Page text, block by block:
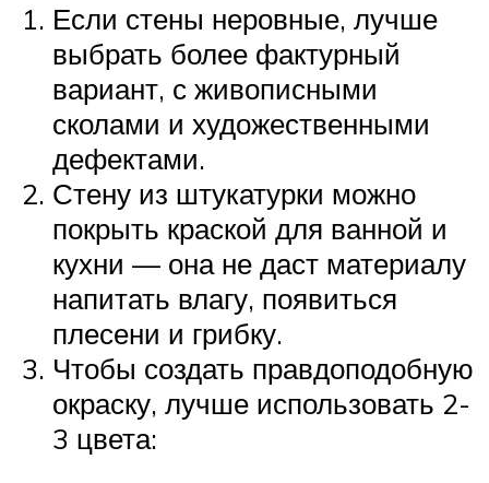
Если стены неровные, лучше
выбрать более фактурный
вариант, с живописными
сколами и художественными
дефектами.
Стену из штукатурки можно
покрыть краской для ванной и
кухни — она не даст материалу
напитать влагу, появиться
плесени и грибку.
Чтобы создать правдоподобную
окраску, лучше использовать 2-
3 цвета: